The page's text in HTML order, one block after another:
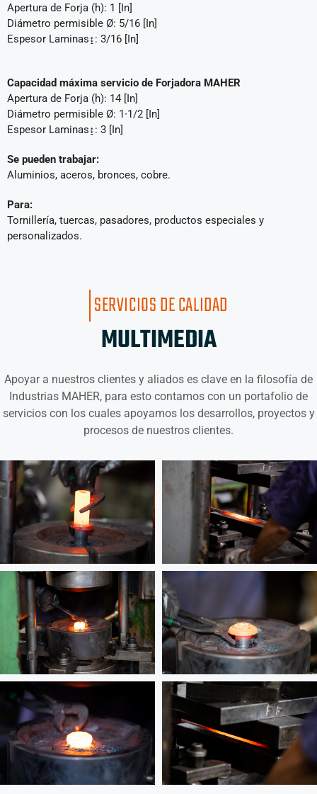
Apertura de Forja (h): 1 [In]
Diámetro permisible Ø: 5/16 [In]
Espesor Laminas↨: 3/16 [In]
Capacidad máxima servicio de Forjadora MAHER
Apertura de Forja (h): 14 [In]
Diámetro permisible Ø: 1∙1/2 [In]
Espesor Laminas↨: 3 [In]
Se pueden trabajar:
Aluminios, aceros, bronces, cobre.
Para:
Tornillería, tuercas, pasadores, productos especiales y
personalizados.
SERVICIOS DE CALIDAD
MULTIMEDIA
Apoyar a nuestros clientes y aliados es clave en la filosofía de
Industrias MAHER, para esto contamos con un portafolio de
servicios con los cuales apoyamos los desarrollos, proyectos y
procesos de nuestros clientes.